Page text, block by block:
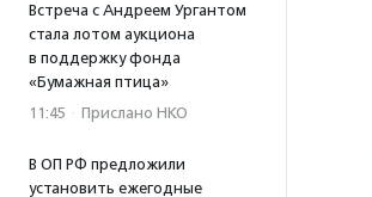
Встреча с Андреем Ургантом
стала лотом аукциона
в поддержку фонда
«Бумажная птица»
11:45 · Прислано НКО
В ОП РФ предложили
установить ежегодные